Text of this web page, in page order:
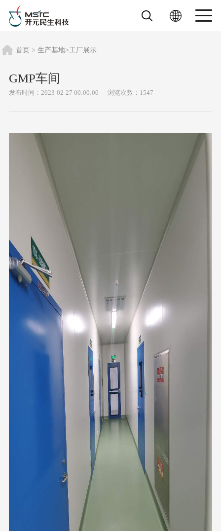
首页 > 生产基地>工厂展示
GMP车间
发布时间：2023-02-27 00:00:00 浏览次数：1547